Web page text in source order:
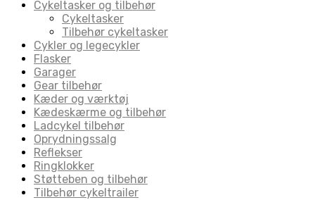
Cykeltasker og tilbehør
Cykeltasker
Tilbehør cykeltasker
Cykler og legecykler
Flasker
Garager
Gear tilbehør
Kæder og værktøj
Kædeskærme og tilbehør
Ladcykel tilbehør
Oprydningssalg
Reflekser
Ringklokker
Støtteben og tilbehør
Tilbehør cykeltrailer